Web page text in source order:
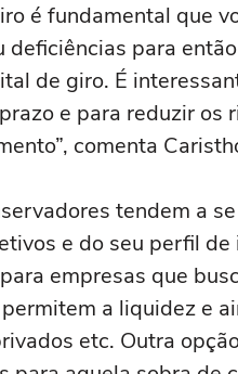
é fundamental que
deficiências para
de giro. É
e para reduzir os
comenta
tendem a
e do seu perfil
empresas que
a liquidez e
etc. Outra